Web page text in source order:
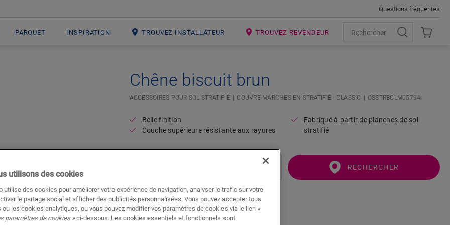
PARQUET INSPIRATION TROUVEZ INSTALLATEUR TROUVEZ REVENDEUR
Questions fréquentes
Chêne biscuit brun
ACCESSOIRES POUR SOL STRATIFIÉ COUVRE-MARCHES EN STRATIFIÉ - CLASSIC QSSTRBCLM05794
Belle finition
Couche supérieure résistante aux rayures
Fabriqué à partir de planches de sol
stratifié
RECHERCHER
utilisons des cookies
utilise des cookies pour améliorer votre expérience de navigation, analyser le trafic sur votre
le partage social et afficher des publicités personnalisées. Vous pouvez accepter tous
ou les cookies analytiques, ou vous pouvez modifier vos paramètres de cookies via le lien «
paramètres de cookies »ci-dessous. Les cookies essentiels et fonctionnels sont